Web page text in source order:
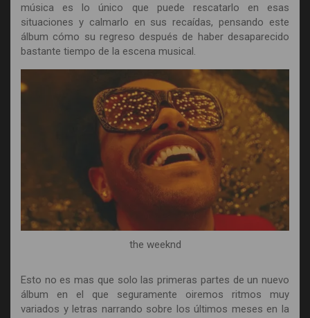
música es lo único que puede rescatarlo en esas
situaciones y calmarlo en sus recaídas, pensando este
álbum cómo su regreso después de haber desaparecido
bastante tiempo de la escena musical.
the weeknd
Esto no es mas que solo las primeras partes de un nuevo
álbum en el que seguramente oiremos ritmos muy
variados y letras narrando sobre los últimos meses en la